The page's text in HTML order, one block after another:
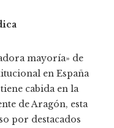
mayoría» de
en España
cabida en la
de Aragón, esta
por destacados